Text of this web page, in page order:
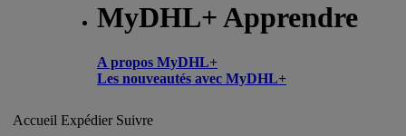
MyDHL+ Apprendre
A propos MyDHL+
Les nouveautés avec MyDHL+
Accueil Expédier Suivre